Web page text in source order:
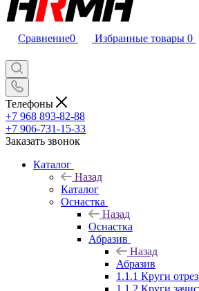
Сравнение0 Избранные товары 0
Телефоны
+7 968 893-82-88
+7 906-731-15-33
Заказать звонок
Каталог
Назад
Каталог
Оснастка
Назад
Оснастка
Абразив
Назад
Абразив
1.1.1 Круги
1.1.2 Круги